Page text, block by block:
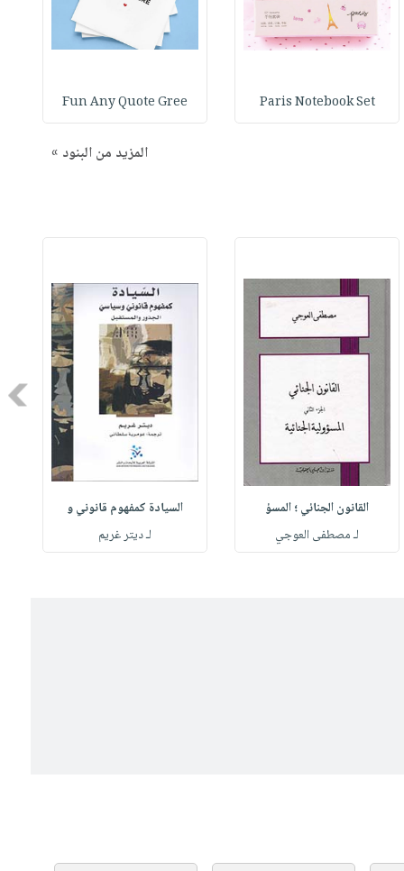
Paris Notebook Set
Fun Any Quote Gree
المزيد من البنود »
القانون الجنائي ؛ المسؤ
لـ مصطفى العوجي
السيادة كمفهوم قانوني و
لـ ديتر غريم